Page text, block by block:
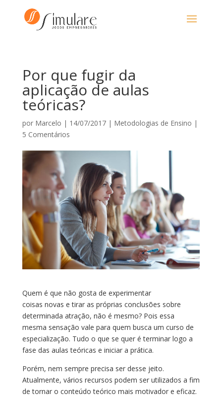
Por que fugir da
aplicação de aulas
teóricas?
por Marcelo | 14/07/2017| Metodologias de Ensino |
5 Comentários
Quem é que não gosta de experimentar
coisas novas e tirar as próprias conclusões sobre
determinada atração, não é mesmo? Pois essa
mesma sensação vale para quem busca um curso de
especialização. Tudo o que se quer é terminar logo a
fase das aulas teóricas e iniciar a prática.
Porém, nem sempre precisa ser desse jeito.
Atualmente, vários recursos podem ser utilizados a fim
de tornar o conteúdo teórico mais motivador e eficaz.